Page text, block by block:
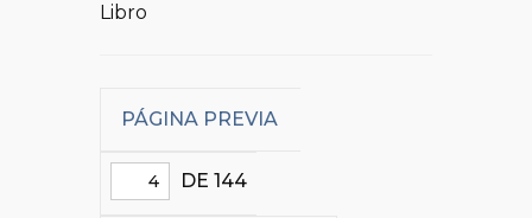
Libro
PÁGINA PREVIA
DE 144